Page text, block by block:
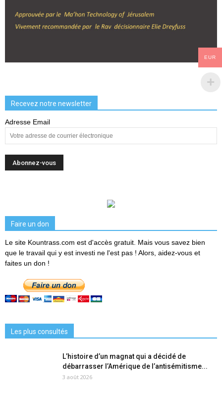
Recevez notre newsletter
Adresse Email
Faire un don
Le site Kountrass.com est d'accès gratuit. Mais vous savez bien
que le travail qui y est investi ne l'est pas ! Alors, aidez-vous et
faites un don !
Les plus consultés
L’histoire d’un magnat qui a décidé de
débarrasser l’Amérique de l’antisémitisme...
3 août 2026
EUR